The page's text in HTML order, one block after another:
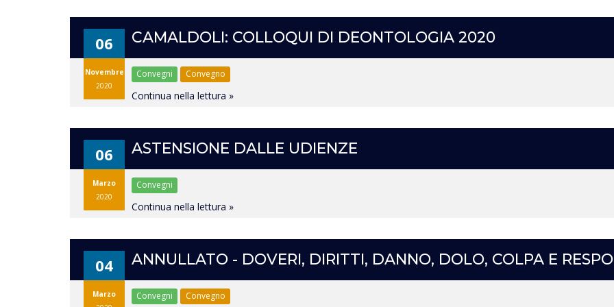
06
Novembre
2020
CAMALDOLI: COLLOQUI DI DEONTOLOGIA 2020
Convegni Convegno
Continua nella lettura »
06
Marzo
2020
ASTENSIONE DALLE UDIENZE
Convegni
Continua nella lettura »
04
Marzo
ANNULLATO - DOVERI, DIRITTI, DANNO, DOLO, COLPA E
Convegni Convegno